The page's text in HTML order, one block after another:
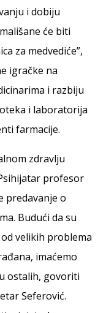
i dobiju
će biti
za medvediće”,
igračke na
i razbiju
i laboratorija
farmacije.
zdravlju
profesor
predavanje o
Budući da su
velikih problema
imaćemo
ostalih, govoriti
Seferović.